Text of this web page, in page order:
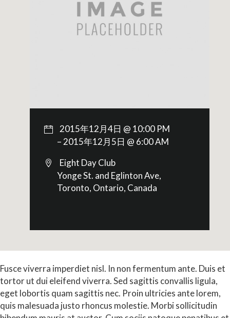
2015年12月4日 @ 10:00 PM
– 2015年12月5日 @ 6:00 AM
Eight Day Club
Yonge St. and Eglinton Ave,
Toronto, Ontario, Canada
Fusce viverra imperdiet nisl. In non fermentum ante. Duis et
tortor ut dui eleifend viverra. Sed sagittis convallis ligula,
eget lobortis quam sagittis nec. Proin ultricies ante lorem,
quis malesuada justo rhoncus molestie. Morbi sollicitudin